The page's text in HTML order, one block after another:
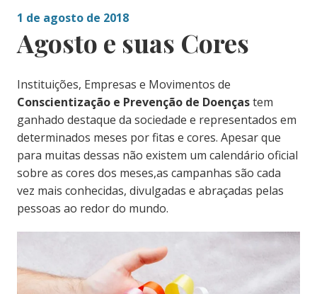
1 de agosto de 2018
Agosto e suas Cores
Instituições, Empresas e Movimentos de
Conscientização e Prevenção de Doençastem
ganhado destaque da sociedade e representados em
determinados meses por fitas e cores. Apesar que
para muitas dessas não existem um calendário oficial
sobre as cores dos meses,as campanhas são cada
vez mais conhecidas, divulgadas e abraçadas pelas
pessoas ao redor do mundo.